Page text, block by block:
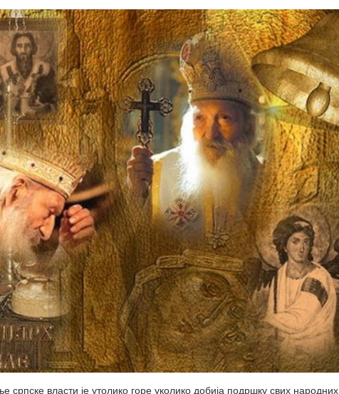
власти је утолико горе уколико добија подршку свих народних